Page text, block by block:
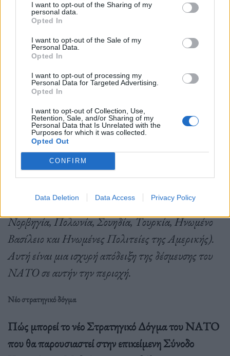
I want to opt-out of the Sharing of my
personal data.
Opted In
I want to opt-out of the Sale of my
Personal Data.
Opted In
I want to opt-out of processing my
Personal Data for Targeted Advertising.
Opted In
I want to opt-out of Collection, Use,
Retention, Sale, and/or Sharing of my
Personal Data that Is Unrelated with the
Purposes for which it was collected.
Opted Out
CONFIRM
Data Deletion Data Access Privacy Policy
σημασία για το ΝΑΤΟ και πολλοί σύμμαχοι έχουν
ήδη αναλάβει σαφείς δεσμεύσεις γι’ αυτό. Το ΝΑΤΟ
παραμένει σε εγρήγορση και έχουμε αυξήσει την
παρουσία μας στην περιοχή, μεταξύ άλλων με
περισσότερες ασκήσεις.
Η Φινλανδία και η Σουηδία συμμετείχαν σε πολλές
συμμαχικές ασκήσεις τις τελευταίες ημέρες,
συμπεριλαμβανομένης της BALTOPS, στην οποία
συμμετείχαν 7.500 άτομα από 14 συμμάχους
Γαλλία, Γερμανία, Λετονία, Λιθουανία, Ολλανδία,
Νορβηγία, Πολωνία, Σουηδία, Τουρκία, Ηνωμένο
Βασίλειο και Ηνωμένες Πολιτείες της Αμερικής).
Αυτή είναι μια ισχυρή απόδειξη της δέσμευσης του
ΝΑΤΟ σε αυτήν την περιοχή.
Νέο στρατηγικό δόγμα
Πώς μπορεί το νέο Στρατηγικό Δόγμα του ΝΑΤΟ
που θα παρουσιαστεί στην επικείμενη Σύνοδο